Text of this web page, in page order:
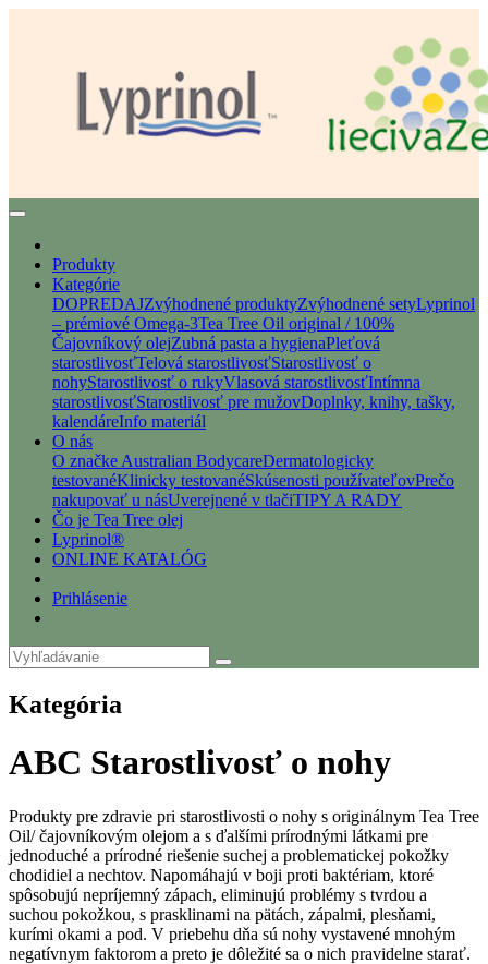
Produkty
Kategórie
DOPREDAJZvýhodnené produktyZvýhodnené setyLyprinol
– prémiové Omega-3Tea Tree Oil original / 100%
Čajovníkový olejZubná pasta a hygienaPleťová
starostlivosťTelová starostlivosťStarostlivosť o
nohyStarostlivosť o rukyVlasová starostlivosťIntímna
starostlivosťStarostlivosť pre mužovDoplnky, knihy, tašky,
kalendáreInfo materiál
O nás
O značke Australian BodycareDermatologicky
testovanéKlinicky testovanéSkúsenosti používateľovPrečo
nakupovať u násUverejnené v tlačiTIPY A RADY
Čo je Tea Tree olej
Lyprinol®
ONLINE KATALÓG
Prihlásenie
Kategória
ABC Starostlivosť o nohy
Produkty pre zdravie pri starostlivosti o nohy s originálnym Tea Tree
Oil/ čajovníkovým olejom a s ďalšími prírodnými látkami pre
jednoduché a prírodné riešenie suchej a problematickej pokožky
chodidiel a nechtov. Napomáhajú v boji proti baktériam, ktoré
spôsobujú nepríjemný zápach, eliminujú problémy s tvrdou a
suchou pokožkou, s prasklinami na pätách, zápalmi, plesňami,
kurími okami a pod. V priebehu dňa sú nohy vystavené mnohým
negatívnym faktorom a preto je dôležité sa o nich pravidelne starať.